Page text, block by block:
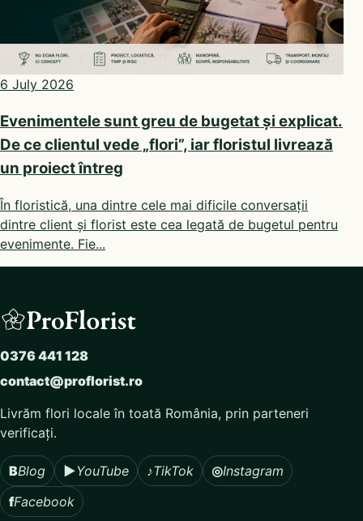
6 July 2026
Evenimentele sunt greu de bugetat și explicat.
De ce clientul vede „flori”, iar floristul livrează
un proiect întreg
În floristică, una dintre cele mai dificile conversații
dintre client și florist este cea legată de bugetul pentru
evenimente. Fie...
0376 441 128
contact@proflorist.ro
Livrăm flori locale în toată România, prin parteneri
verificați.
BBlog ▶YouTube ♪TikTok ◎Instagram
fFacebook